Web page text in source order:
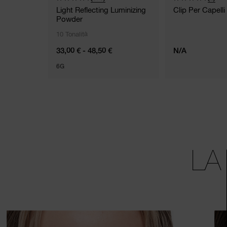
Light Reflecting Luminizing
Powder
10 Tonalità
33,00 € - 48,50 €
6G
Clip Per Capelli
N/A